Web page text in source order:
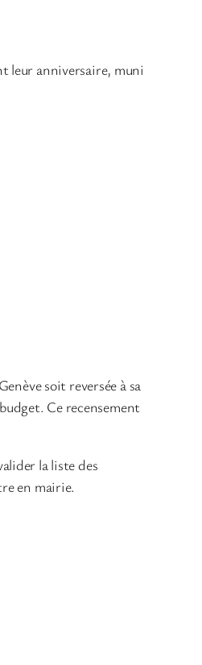
leur anniversaire, muni
soit reversée à sa
Ce recensement
la liste des
en mairie.